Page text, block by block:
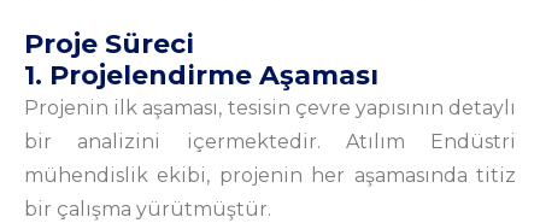
Proje Süreci
1. Projelendirme Aşaması
Projenin ilk aşaması, tesisin çevre yapısının detaylı
bir analizini içermektedir. Atılım Endüstri
mühendislik ekibi, projenin her aşamasında titiz
bir çalışma yürütmüştür.